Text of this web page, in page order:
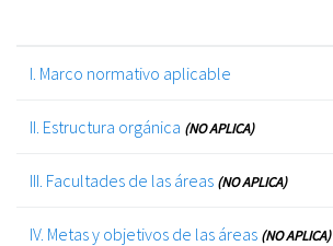
I. Marco normativo aplicable
II. Estructura orgánica (NO APLICA)
III. Facultades de las áreas (NO APLICA)
IV. Metas y objetivos de las áreas (NO APLICA)